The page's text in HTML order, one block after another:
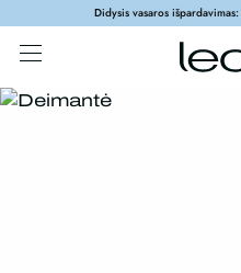
Didysis vasaros išpardavimas: